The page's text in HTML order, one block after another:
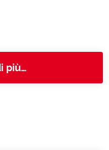
più…from ENPA Lugo